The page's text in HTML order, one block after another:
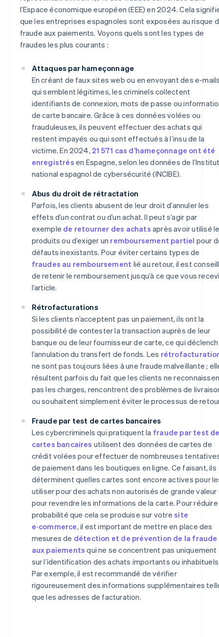
l’Espace économique européen (EEE) en 2024. Cela
que les entreprises espagnoles sont exposées au risque
fraude aux paiements. Voyons quels sont les types de
fraudes les plus courants :
Attaques par hameçonnage
En créant de faux sites web ou en envoyant des e-
qui semblent légitimes, les criminels collectent
identifiants de connexion, mots de passe ou
de carte bancaire. Grâce à ces données volées ou
frauduleuses, ils peuvent effectuer des achats qui
restent impayés ou qui sont effectués à l’insu de la
victime. En 2024, 21 571 cas d’hameçonnage ont été
enregistrés en Espagne, selon les données de
national espagnol de cybersécurité (INCIBE).
Abus du droit de rétractation
Parfois, les clients abusent de leur droit d’annuler les
effets d’un contrat ou d’un achat. Il peut s’agir par
exemple de retourner des achats après avoir utilisé
produits ou d’exiger un remboursement partiel pour
défauts inexistants. Pour éviter certains types de
fraudes au remboursement lié au retour, il est
de retenir le remboursement jusqu’à ce que vous
l’article.
Rétrofacturations
Si les clients n’acceptent pas un paiement, ils ont la
possibilité de contester la transaction auprès de leur
banque ou de leur fournisseur de carte, ce qui
l’annulation du transfert de fonds. Les
ne sont pas toujours liées à une fraude malveillante ;
résultent parfois du fait que les clients ne
pas les charges, rencontrent des problèmes de
ou souhaitent simplement éviter le processus de
Fraude par test de cartes bancaires
Les cybercriminels qui pratiquent la fraude par test
cartes bancaires utilisent des données de cartes de
crédit volées pour effectuer de nombreuses
de paiement dans les boutiques en ligne. Ce faisant, ils
déterminent quelles cartes sont encore actives pour
utiliser pour des achats non autorisés de grande valeur
pour revendre les informations de la carte. Pour réduire
probabilité que cela se produise sur votresite
e‑commerce, il est important de mettre en place des
mesures de détection et de prévention de la fraude
aux paiements qui ne se concentrent pas uniquement
sur l’identification des achats importants ou
Par exemple, il est recommandé de vérifier
rigoureusement des informations supplémentaires
que les adresses de facturation.